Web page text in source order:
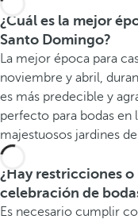
¿Cuál es la mejor
Santo Domingo?
La mejor época para
noviembre y abril,
es más predecible y
perfecto para bodas en
majestuosos jardines
¿Hay restricciones
celebración de
Es necesario cumplir